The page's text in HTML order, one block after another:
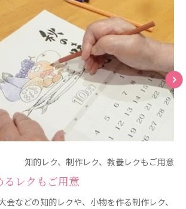
Friendship International
カンボジア日本友好共生クヴ
技術教育センター
COMPANY
知的レク、制作レク、教養レクもご用意
レクもご用意
会などの知的レクや、小物を作る制作レク、